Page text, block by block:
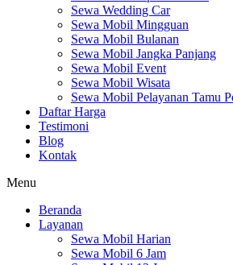
Sewa Wedding Car
Sewa Mobil Mingguan
Sewa Mobil Bulanan
Sewa Mobil Jangka Panjang
Sewa Mobil Event
Sewa Mobil Wisata
Sewa Mobil Pelayanan Tamu
Daftar Harga
Testimoni
Blog
Kontak
Menu
Beranda
Layanan
Sewa Mobil Harian
Sewa Mobil 6 Jam